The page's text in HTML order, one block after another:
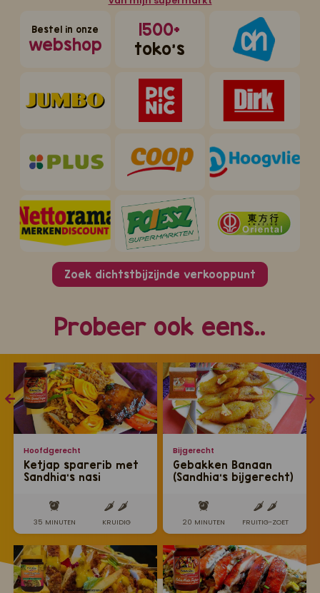
Bestel in onze
webshop
1500+
toko's
Zoek dichtstbijzijnde verkooppunt
Probeer ook eens..
Hoofdgerecht
Ketjap sparerib met
Sandhia's nasi
35 MINUTEN KRUIDIG
Bijgerecht
Gebakken Banaan
(Sandhia's bijgerecht)
20 MINUTEN FRUITIG-ZOET